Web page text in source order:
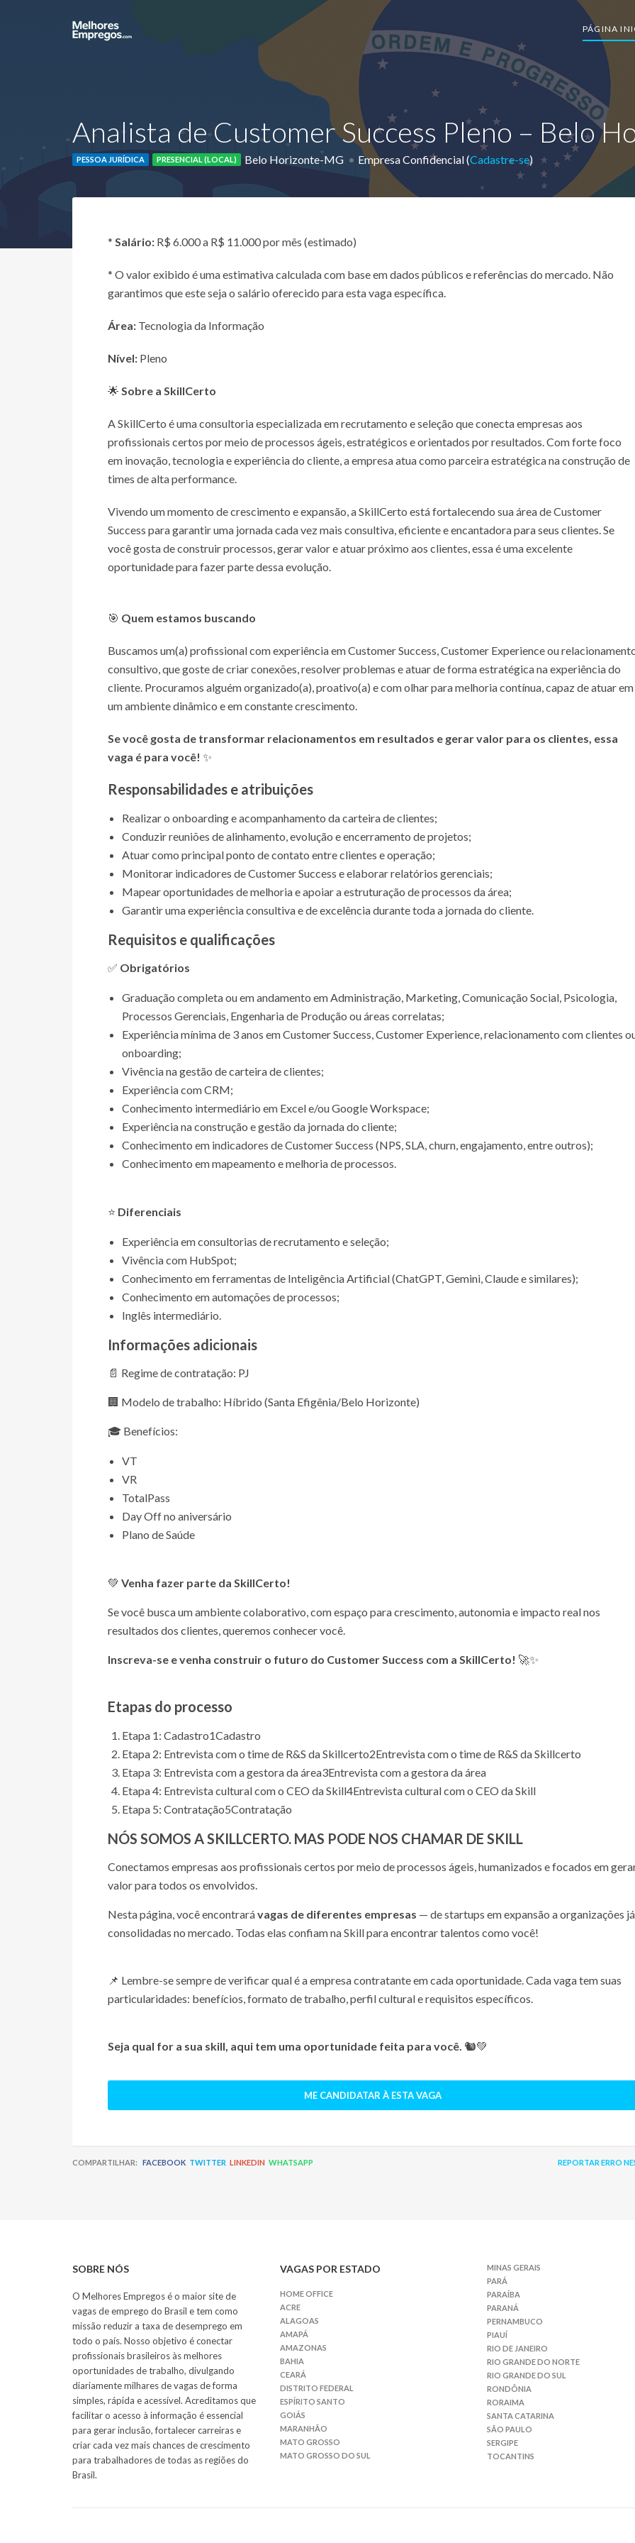
PÁGINA
Analista de Customer Success Pleno – Belo
PESSOA JURÍDICA PRESENCIAL (LOCAL) Belo Horizonte-MG Empresa Confidencial (Cadastre-se)
* Salário: R$ 6.000 a R$ 11.000 por mês (estimado)
* O valor exibido é uma estimativa calculada com base em dados públicos e referências do mercado. Não
garantimos que este seja o salário oferecido para esta vaga específica.
Área: Tecnologia da Informação
Nível: Pleno
🌟 Sobre a SkillCerto
A SkillCerto é uma consultoria especializada em recrutamento e seleção que conecta empresas aos
profissionais certos por meio de processos ágeis, estratégicos e orientados por resultados. Com forte foco
em inovação, tecnologia e experiência do cliente, a empresa atua como parceira estratégica na construção de
times de alta performance.
Vivendo um momento de crescimento e expansão, a SkillCerto está fortalecendo sua área de Customer
Success para garantir uma jornada cada vez mais consultiva, eficiente e encantadora para seus clientes. Se
você gosta de construir processos, gerar valor e atuar próximo aos clientes, essa é uma excelente
oportunidade para fazer parte dessa evolução.
🎯 Quem estamos buscando
Buscamos um(a) profissional com experiência em Customer Success, Customer Experience ou
consultivo, que goste de criar conexões, resolver problemas e atuar de forma estratégica na experiência do
cliente. Procuramos alguém organizado(a), proativo(a) e com olhar para melhoria contínua, capaz de atuar em
um ambiente dinâmico e em constante crescimento.
Se você gosta de transformar relacionamentos em resultados e gerar valor para os clientes, essa
vaga é para você! ✨
Responsabilidades e atribuições
Realizar o onboarding e acompanhamento da carteira de clientes;
Conduzir reuniões de alinhamento, evolução e encerramento de projetos;
Atuar como principal ponto de contato entre clientes e operação;
Monitorar indicadores de Customer Success e elaborar relatórios gerenciais;
Mapear oportunidades de melhoria e apoiar a estruturação de processos da área;
Garantir uma experiência consultiva e de excelência durante toda a jornada do cliente.
Requisitos e qualificações
✅ Obrigatórios
Graduação completa ou em andamento em Administração, Marketing, Comunicação Social, Psicologia,
Processos Gerenciais, Engenharia de Produção ou áreas correlatas;
Experiência mínima de 3 anos em Customer Success, Customer Experience, relacionamento com clientes
onboarding;
Vivência na gestão de carteira de clientes;
Experiência com CRM;
Conhecimento intermediário em Excel e/ou Google Workspace;
Experiência na construção e gestão da jornada do cliente;
Conhecimento em indicadores de Customer Success (NPS, SLA, churn, engajamento, entre outros);
Conhecimento em mapeamento e melhoria de processos.
⭐ Diferenciais
Experiência em consultorias de recrutamento e seleção;
Vivência com HubSpot;
Conhecimento em ferramentas de Inteligência Artificial (ChatGPT, Gemini, Claude e similares);
Conhecimento em automações de processos;
Inglês intermediário.
Informações adicionais
📄 Regime de contratação: PJ
🏢 Modelo de trabalho: Híbrido (Santa Efigênia/Belo Horizonte)
🎓 Benefícios:
VT
VR
TotalPass
Day Off no aniversário
Plano de Saúde
💚 Venha fazer parte da SkillCerto!
Se você busca um ambiente colaborativo, com espaço para crescimento, autonomia e impacto real nos
resultados dos clientes, queremos conhecer você.
Inscreva-se e venha construir o futuro do Customer Success com a SkillCerto! 🚀✨
Etapas do processo
Etapa 1: Cadastro1Cadastro
Etapa 2: Entrevista com o time de R&S da Skillcerto2Entrevista com o time de R&S da Skillcerto
Etapa 3: Entrevista com a gestora da área3Entrevista com a gestora da área
Etapa 4: Entrevista cultural com o CEO da Skill4Entrevista cultural com o CEO da Skill
Etapa 5: Contratação5Contratação
NÓS SOMOS A SKILLCERTO. MAS PODE NOS CHAMAR DE SKILL
Conectamos empresas aos profissionais certos por meio de processos ágeis, humanizados e focados em
valor para todos os envolvidos.
Nesta página, você encontrarávagas de diferentes empresas — de startups em expansão a organizações já
consolidadas no mercado. Todas elas confiam na Skill para encontrar talentos como você!
📌 Lembre-se sempre de verificar qual é a empresa contratante em cada oportunidade. Cada vaga tem suas
particularidades: benefícios, formato de trabalho, perfil cultural e requisitos específicos.
Seja qual for a sua skill, aqui tem uma oportunidade feita para você. 🐿️💚
ME CANDIDATAR À ESTA VAGA
COMPARTILHAR: FACEBOOK TWITTER LINKEDIN WHATSAPP REPORTAR ERRO
SOBRE NÓS
O Melhores Empregos é o maior site de
vagas de emprego do Brasil e tem como
missão reduzir a taxa de desemprego em
todo o país. Nosso objetivo é conectar
profissionais brasileiros às melhores
oportunidades de trabalho, divulgando
diariamente milhares de vagas de forma
simples, rápida e acessível. Acreditamos que
facilitar o acesso à informação é essencial
para gerar inclusão, fortalecer carreiras e
criar cada vez mais chances de crescimento
para trabalhadores de todas as regiões do
Brasil.
VAGAS POR ESTADO
HOME OFFICE
ACRE
ALAGOAS
AMAPÁ
AMAZONAS
BAHIA
CEARÁ
DISTRITO FEDERAL
ESPÍRITO SANTO
GOIÁS
MARANHÃO
MATO GROSSO
MATO GROSSO DO SUL
MINAS GERAIS
PARÁ
PARAÍBA
PARANÁ
PERNAMBUCO
PIAUÍ
RIO DE JANEIRO
RIO GRANDE DO NORTE
RIO GRANDE DO SUL
RONDÔNIA
RORAIMA
SANTA CATARINA
SÃO PAULO
SERGIPE
TOCANTINS